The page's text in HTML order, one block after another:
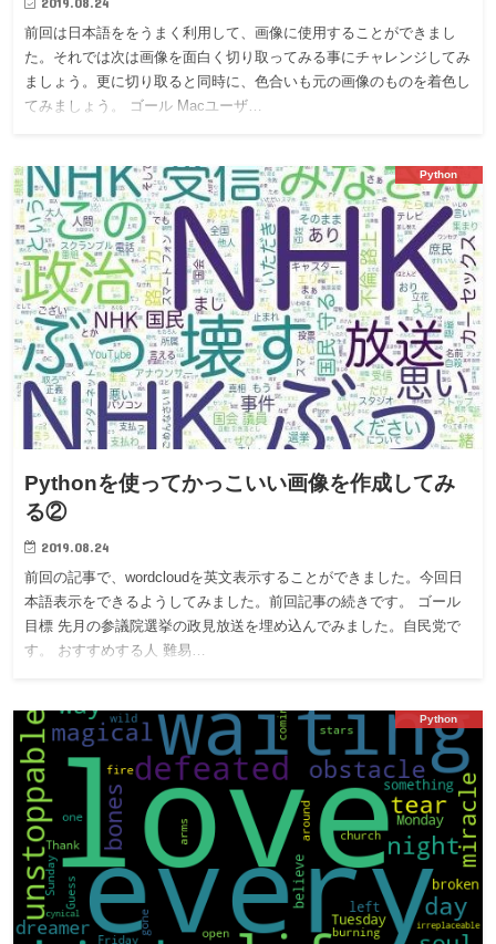
前回は日本語ををうまく利用して、画像に使用することができまし
た。それでは次は画像を面白く切り取ってみる事にチャレンジしてみ
ましょう。更に切り取ると同時に、色合いも元の画像のものを着色し
てみましょう。 ゴール Macユーザ…
Python
Pythonを使ってかっこいい画像を作成してみ
る②
2019.08.24
前回の記事で、wordcloudを英文表示することができました。今回日
本語表示をできるようしてみました。前回記事の続きです。 ゴール
目標 先月の参議院選挙の政見放送を埋め込んでみました。自民党で
す。 おすすめする人 難易…
Python